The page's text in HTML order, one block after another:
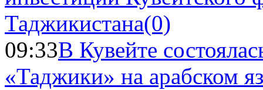
Таджикистана(0)
09:33В Кувейте
«Таджики» на арабском